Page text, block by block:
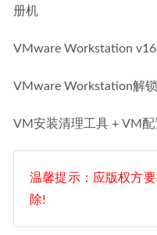
册机
VMware Workstation
VMware Workstation解
VM安装清理工具 + VM
温馨提示：应版权方
除!